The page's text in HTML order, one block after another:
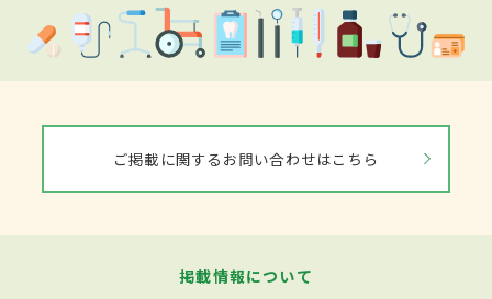
ご掲載に関するお問い合わせはこちら
掲載情報について